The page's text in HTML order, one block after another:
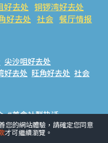
好去处 铜锣湾好去处
好去处 社会 餐厅情报
尖沙咀好去处
好去处 旺角好去处 社会
#美食社群热话
用程式 #限时抢
户中心 #著数
的網站體驗，請確定您同意
才可繼續瀏覽。